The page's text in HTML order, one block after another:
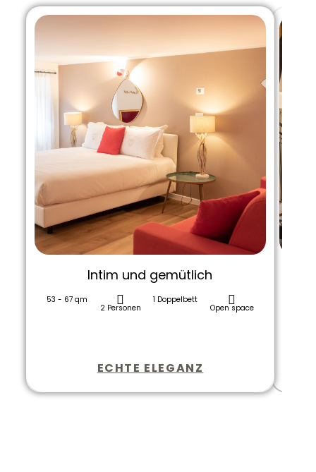
Intim und gemütlich
53 - 67 qm
2 Personen
1 Doppelbett
Open space
ECHTE ELEGANZ